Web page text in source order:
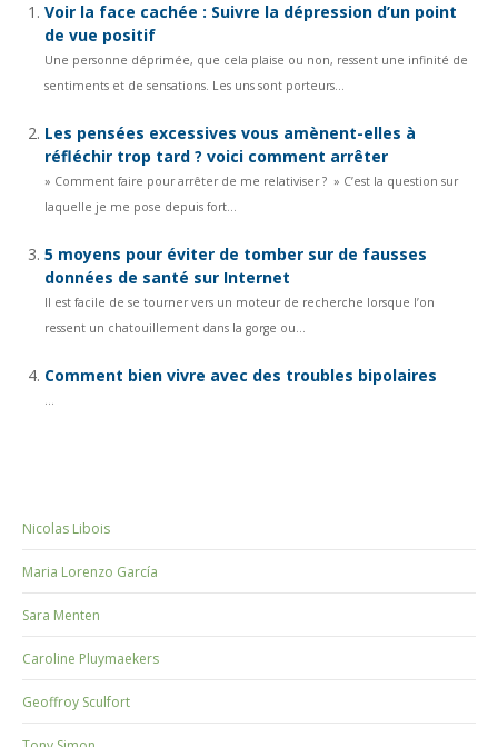
Voir la face cachée : Suivre la dépression d’un point
de vue positif
Une personne déprimée, que cela plaise ou non, ressent une infinité de
sentiments et de sensations. Les uns sont porteurs...
Les pensées excessives vous amènent-elles à
réfléchir trop tard ? voici comment arrêter
» Comment faire pour arrêter de me relativiser ? » C’est la question sur
laquelle je me pose depuis fort...
5 moyens pour éviter de tomber sur de fausses
données de santé sur Internet
Il est facile de se tourner vers un moteur de recherche lorsque l’on
ressent un chatouillement dans la gorge ou...
Comment bien vivre avec des troubles bipolaires
...
Nicolas Libois
Maria Lorenzo García
Sara Menten
Caroline Pluymaekers
Geoffroy Sculfort